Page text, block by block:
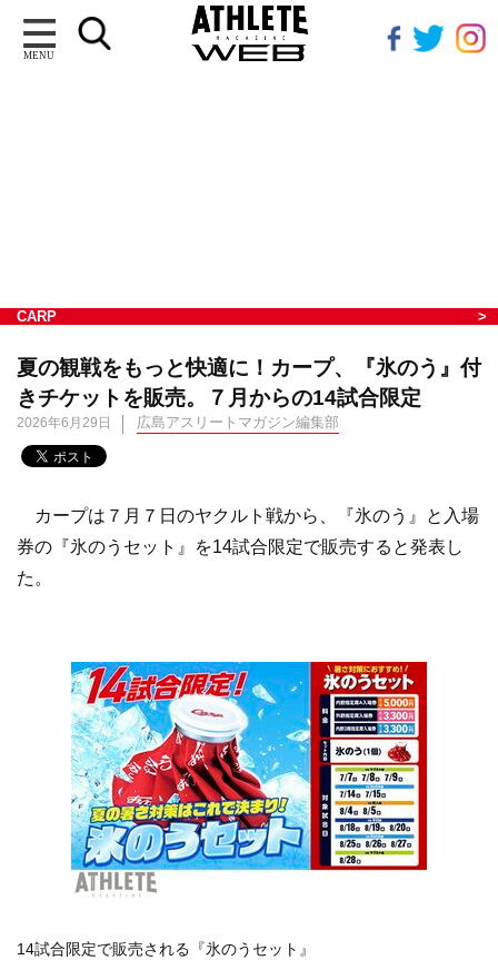
MENU
CARP
夏の観戦をもっと快適に！カープ、『氷のう』付
きチケットを販売。７月からの14試合限定
2026年6月29日 広島アスリートマガジン編集部
カープは７月７日のヤクルト戦から、『氷のう』と入場
券の『氷のうセット』を14試合限定で販売すると発表し
た。
14試合限定で販売される『氷のうセット』